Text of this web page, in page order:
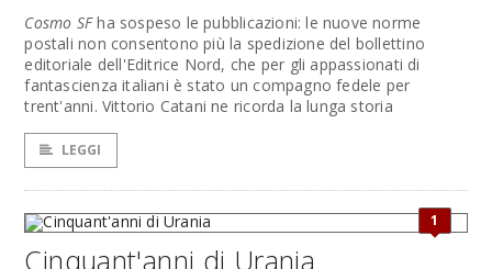
Cosmo SFha sospeso le pubblicazioni: le nuove norme
postali non consentono più la spedizione del bollettino
editoriale dell'Editrice Nord, che per gli appassionati di
fantascienza italiani è stato un compagno fedele per
trent'anni. Vittorio Catani ne ricorda la lunga storia
LEGGI
1
Cinquant'anni di Urania